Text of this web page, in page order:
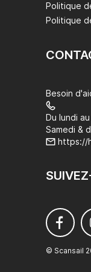
Politique
Politique
Besoin
Du lundi
Samedi &
https://
© Scansail